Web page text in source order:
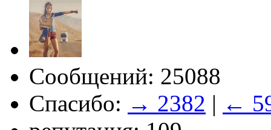
Сообщений: 25088
Спасибо: → 2382 | ←